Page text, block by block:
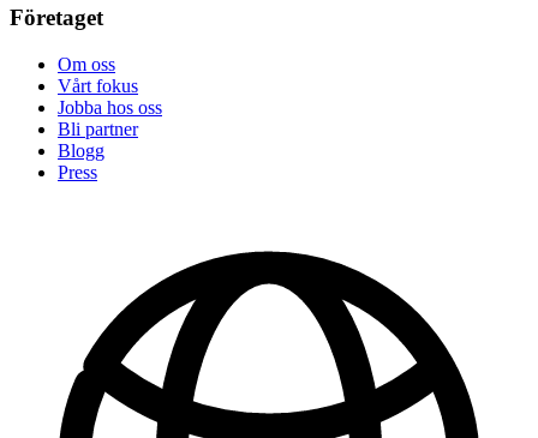
Företaget
Om oss
Vårt fokus
Jobba hos oss
Bli partner
Blogg
Press